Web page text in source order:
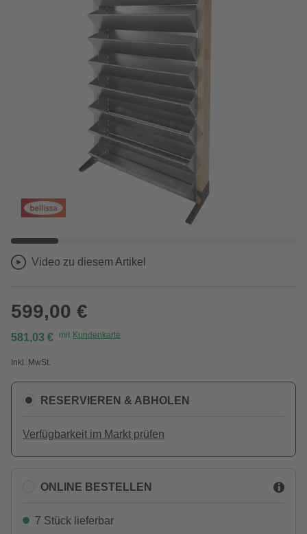
Video zu diesem Artikel
599,00 €
581,03 € mit Kundenkarte
Inkl. MwSt.
RESERVIEREN & ABHOLEN
Verfügbarkeit im Markt prüfen
ONLINE BESTELLEN
7 Stück lieferbar